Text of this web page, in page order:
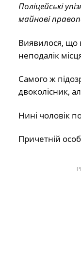
Поліцейські
майнові
Виявилося, що
неподалік
Самого ж
двоколісник,
Нині чоловік
Причетній